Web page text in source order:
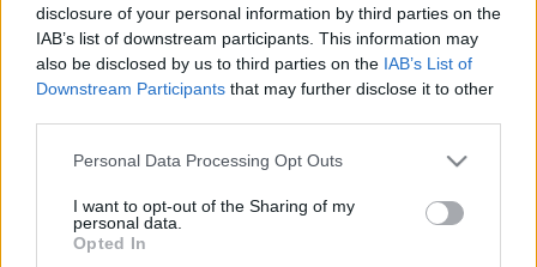
disclosure of your personal information by third parties on the
IAB’s list of downstream participants. This information may
also be disclosed by us to third parties on the IAB’s List of
Downstream Participants that may further disclose it to other
Please note that this website/app uses one or more Google
not limited to your visit or usage behaviour. You may click to
grant or deny consent to Google and its third-party tags to
use your data for below specified purposes in below Google
Personal Data Processing Opt Outs
I want to opt-out of the Sharing of my
personal data.
Opted In
ordibálja a pizsamás Bridget Jones is, a bénán
sikerült vállalati karácsonyi parti után. Carmen csak
mintegy recitativónak használja Rachmaninovot, jaj,
azelőtt a szerelem csak játék volt, de hol vannak már
azok az idők. Ehhez képest a jogdíjak 12 százalékát
vették föl a Rachmaninov-örökösök, még Bridget
Jones is nekik dolgozott, egészen 2013-ig.
Az valahogy kimaradt nekem, hogy nem Eric Carmen